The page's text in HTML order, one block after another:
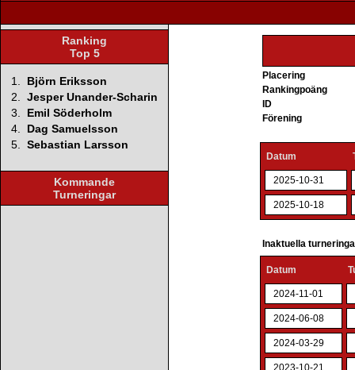
Ranking
Top 5
1.
Björn Eriksson
2. Jesper Unander-Scharin
3.
Emil Söderholm
4.
Dag Samuelsson
5. Sebastian Larsson
Kommande
Turneringar
Placering
Rankingpoäng
ID
Förening
Datum
2025-10-31
2025-10-18
Inaktuella
Datum
2024-11-01
2024-06-08
2024-03-29